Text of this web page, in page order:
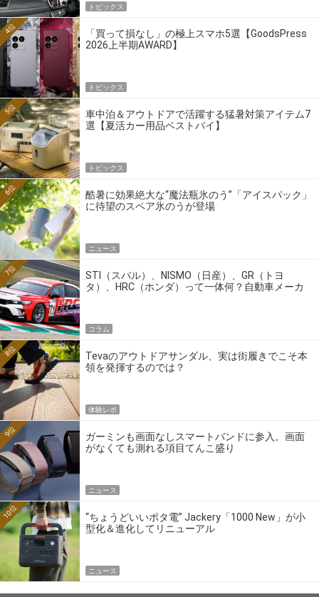
トピックス
「買って損なし」の極上スマホ5選【GoodsPress
2026上半期AWARD】
4位
トピックス
車中泊＆アウトドアで活躍する猛暑対策アイテム7
選【夏活カー用品ベストバイ】
5位
トピックス
酷暑に効果絶大な“魔法瓶氷のう”「アイスパック」
に待望のスペア氷のうが登場
6位
ニュース
STI（スバル）、NISMO（日産）、GR（トヨ
タ）、HRC（ホンダ）って一体何？自動車メーカ
7位
コラム
Tevaのアウトドアサンダル、実は街履きでこそ本
領を発揮するのでは？
8位
体験レポ
ガーミンも画面なしスマートバンドに参入。画面
がなくても測れる項目てんこ盛り
9位
ニュース
“ちょうどいいポタ電” Jackery「1000 New」が小
型化＆進化してリニューアル
10位
ニュース